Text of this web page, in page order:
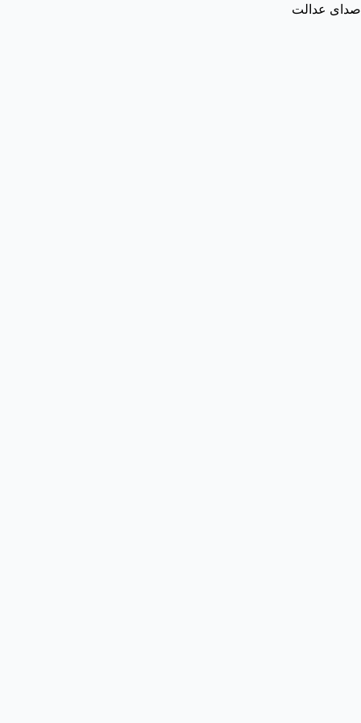
صدای عدالت